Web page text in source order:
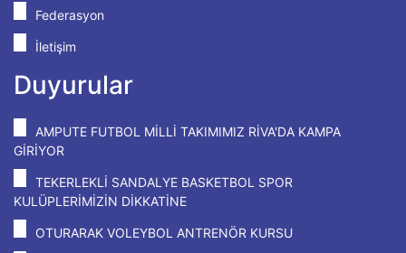
Federasyon
İletişim
Duyurular
AMPUTE FUTBOL MİLLİ TAKIMIMIZ RİVA'DA KAMPA
GİRİYOR
TEKERLEKLİ SANDALYE BASKETBOL SPOR
KULÜPLERİMİZİN DİKKATİNE
OTURARAK VOLEYBOL ANTRENÖR KURSU